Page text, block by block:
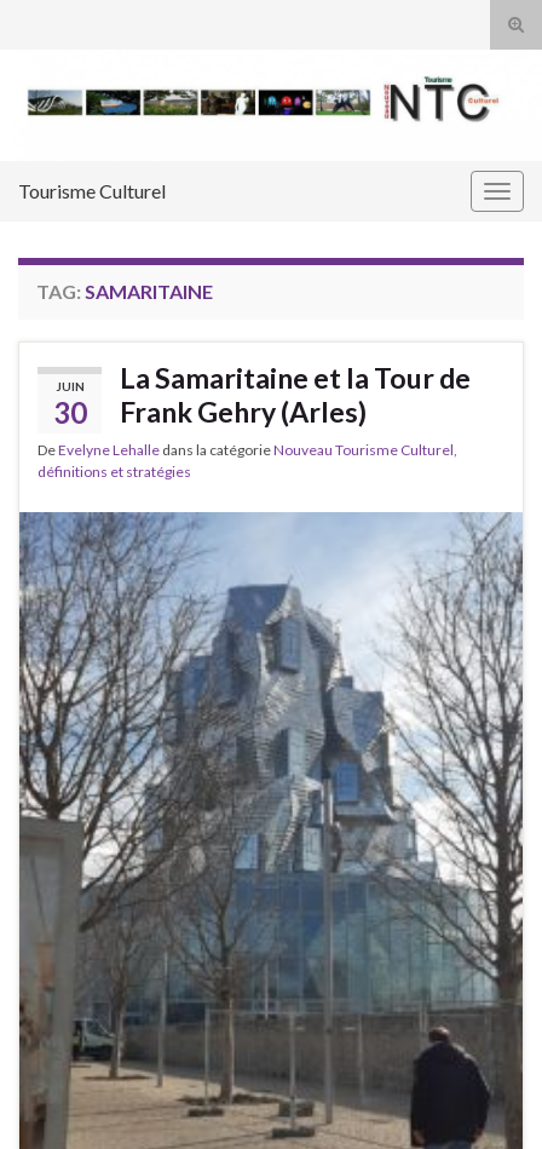
Tourisme Culturel
TAG: SAMARITAINE
JUIN
30
La Samaritaine et la Tour de
Frank Gehry (Arles)
DeEvelyne Lehalle dans la catégorieNouveau Tourisme Culturel,
définitions et stratégies